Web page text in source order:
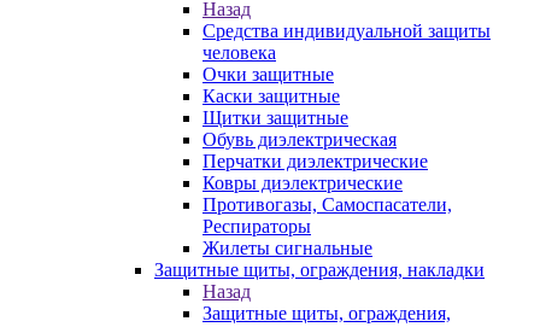
Назад
Средства индивидуальной защиты
человека
Очки защитные
Каски защитные
Щитки защитные
Обувь диэлектрическая
Перчатки диэлектрические
Ковры диэлектрические
Противогазы, Самоспасатели,
Респираторы
Жилеты сигнальные
Защитные щиты, ограждения, накладки
Назад
Защитные щиты, ограждения,